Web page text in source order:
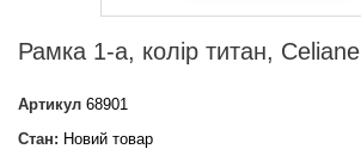
Рамка 1-а, колір титан, Celiane
Артикул 68901
Стан: Новий товар